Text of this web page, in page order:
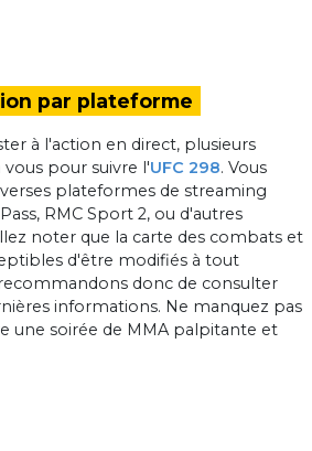
par plateforme
à l'action en direct, plusieurs
pour suivre l'UFC 298. Vous
plateformes de streaming
RMC Sport 2, ou d'autres
noter que la carte des combats et
d'être modifiés à tout
donc de consulter
informations. Ne manquez pas
une soirée de MMA palpitante et